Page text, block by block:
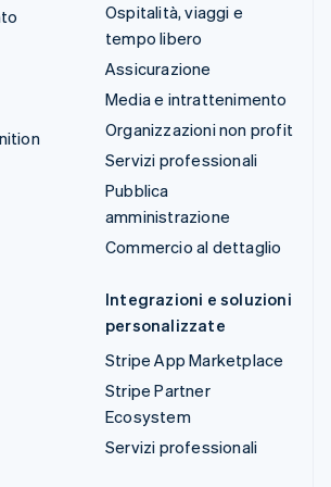
Ospitalità, viaggi e
tempo libero
Assicurazione
Media e intrattenimento
Organizzazioni non profit
Servizi professionali
Pubblica
amministrazione
Commercio al dettaglio
Integrazioni e soluzioni
personalizzate
Stripe App Marketplace
Stripe Partner
Ecosystem
Servizi professionali